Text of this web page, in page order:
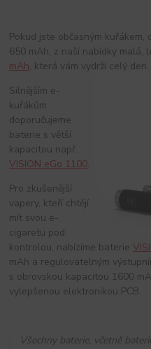
Pokud jste občasným
650 mAh, z naší nabídky
mAh, která vám vydrží celý den.
Silnějším e-
kuřákům
doporučujeme
baterie s větší
kapacitou např.
VISION eGo 1100.
Pro zkušenější
vapery, kteří chtějí
mít svou e-
cigaretu pod
kontrolou, nabízíme baterie
mAh a regulovatelným
s obrovskou kapacitou 1600
vylepšenou elektronikou PCB.
Všechny baterie, včetně